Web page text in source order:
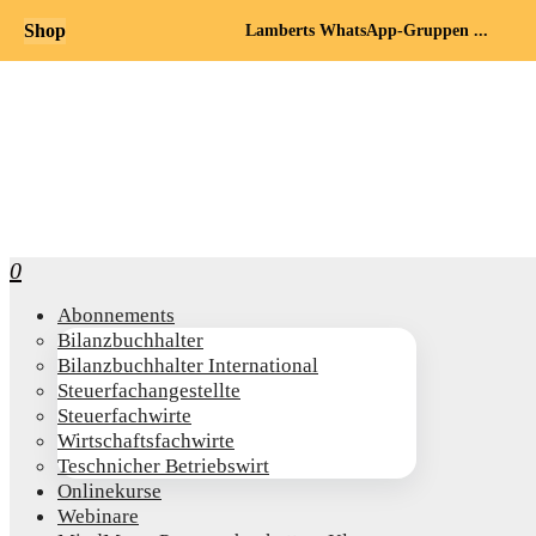
0
Abon­ne­ments
Bilanz­buch­hal­ter
Bilanz­buch­hal­ter International
Steu­er­fach­an­ge­stell­te
Steu­er­fach­wir­te
Wirt­schafts­fach­wir­te
Teschni­cher Betriebswirt
Online­kur­se
Web­i­na­re
Shop Lamberts WhatsApp-Gruppen ...